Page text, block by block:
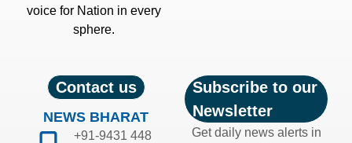
voice for Nation in every
sphere.
Contact us
NEWS BHARAT
+91-9431 448
Subscribe to our
Newsletter
Get daily news alerts in